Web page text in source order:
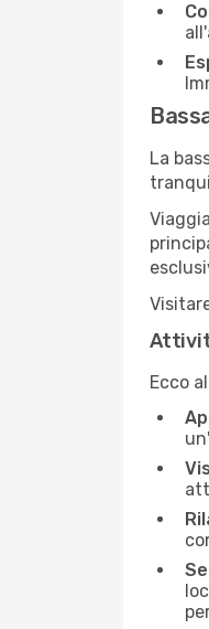
La
Ecco